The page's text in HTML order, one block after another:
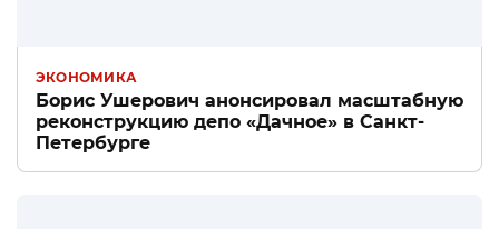
ЭКОНОМИКА
Борис Ушерович анонсировал масштабную
реконструкцию депо «Дачное» в Санкт-
Петербурге